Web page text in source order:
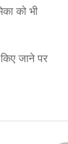
को भी
जाने पर